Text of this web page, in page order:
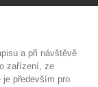
a při návštěvě
zařízení, ze
je především pro